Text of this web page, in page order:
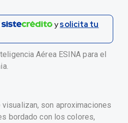
ysolicita tu
Aérea ESINA para el
son aproximaciones
bordado con los colores,